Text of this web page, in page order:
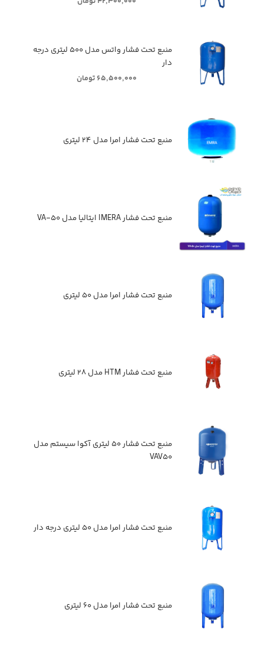
منبع تحت فشار واتس مدل ۵۰۰ لیتری درجه
دار
۶۵,۵۰۰,۰۰۰ تومان
منبع تحت فشار امرا مدل ۲۴ لیتری
منبع تحت فشار IMERA ایتالیا مدل VA-۵۰
منبع تحت فشار امرا مدل ۵۰ لیتری
منبع تحت فشار HTM مدل ۲۸ لیتری
منبع تحت فشار ۵۰ لیتری آکوا سیستم مدل
VAV۵۰
منبع تحت فشار امرا مدل ۵۰ لیتری درجه دار
منبع تحت فشار امرا مدل ۶۰ لیتری